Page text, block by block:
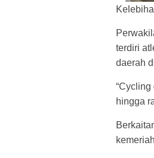
terdiri
daerah
hingga